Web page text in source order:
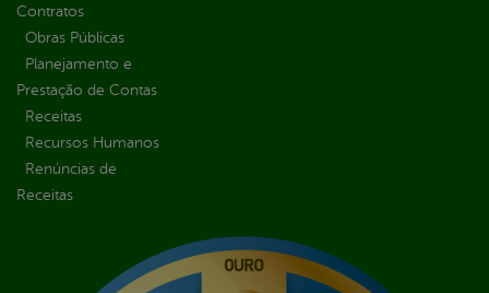
Contratos
Obras Públicas
Planejamento e
Prestação de Contas
Receitas
Recursos Humanos
Renúncias de
Receitas